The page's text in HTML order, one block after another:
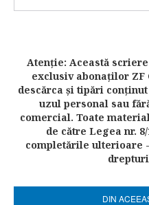
Atenţie: Această
exclusiv abonaţilor
descărca şi tipări
uzul personal sau
comercial. Toate
de către Legea nr.
completările ulterioare
DIN